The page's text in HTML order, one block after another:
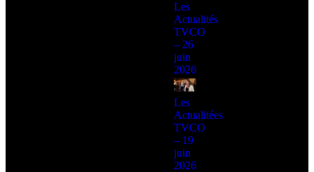
Les
Actualités
TVCO
– 26
juin
2026
Les
Actualitées
TVCO
– 19
juin
2026